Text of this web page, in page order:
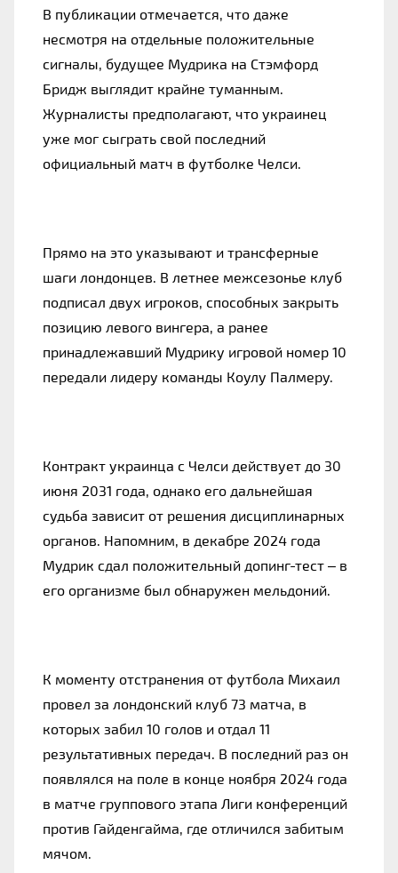
В публикации отмечается, что даже
несмотря на отдельные положительные
сигналы, будущее Мудрика на Стэмфорд
Бридж выглядит крайне туманным.
Журналисты предполагают, что украинец
уже мог сыграть свой последний
официальный матч в футболке Челси.
Прямо на это указывают и трансферные
шаги лондонцев. В летнее межсезонье клуб
подписал двух игроков, способных закрыть
позицию левого вингера, а ранее
принадлежавший Мудрику игровой номер 10
передали лидеру команды Коулу Палмеру.
Контракт украинца с Челси действует до 30
июня 2031 года, однако его дальнейшая
судьба зависит от решения дисциплинарных
органов. Напомним, в декабре 2024 года
Мудрик сдал положительный допинг-тест – в
его организме был обнаружен мельдоний.
К моменту отстранения от футбола Михаил
провел за лондонский клуб 73 матча, в
которых забил 10 голов и отдал 11
результативных передач. В последний раз он
появлялся на поле в конце ноября 2024 года
в матче группового этапа Лиги конференций
против Гайденгайма, где отличился забитым
мячом.